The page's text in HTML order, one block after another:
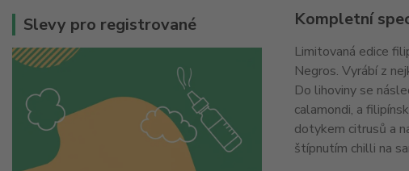
Slevy pro registrované Kompletní
Limitovaná edice
Negros. Vyrábí z
Do lihoviny se
calamondi, a
dotykem citrusů a
štípnutím chilli na